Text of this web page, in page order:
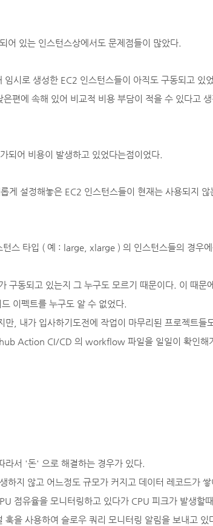
어 있는 인스턴스상에서도 문제점들이 많았다.
시로 생성한 EC2 인스턴스들이 아직도 구동되고 있
에 속해 있어 비교적 비용 부담이 적을 수 있다고 생
되어 비용이 발생하고 있었다는점이었다.
게 설정해놓은 EC2 인스턴스들이 현재는 사용되지 않
스 타입 ( 예 : large, xlarge ) 의 인스턴스들의 경우
구동되고 있는지 그 누구도 모르기 때문이다. 이 때문
이펙트를 누구도 알 수 없었다.
, 내가 입사하기도전에 작업이 마무리된 프로젝트들
Action CI/CD 의 workflow 파일을 일일이 확인해
라서 '돈' 으로 해결하는 경우가 있다.
하지 않고 어느정도 규모가 커지고 데이터 레코드가
점유율을 모니터링하고 있다가 CPU 피크가 발생할
을 사용하여 슬로우 쿼리 모니터링 알림을 보내고 있